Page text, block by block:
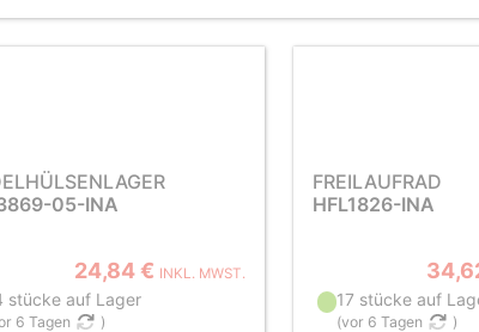
05-INA
24,84 € INKL. MWST.
stücke auf Lager
6 Tagen )
FREILAUFRAD
HFL1826-INA
17 stücke auf
(vor 6 Tagen )